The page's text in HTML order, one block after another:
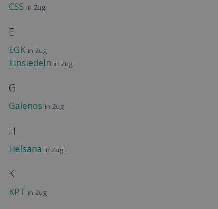
CSS in Zug
E
EGK in Zug
Einsiedeln in Zug
G
Galenos in Zug
H
Helsana in Zug
K
KPT in Zug